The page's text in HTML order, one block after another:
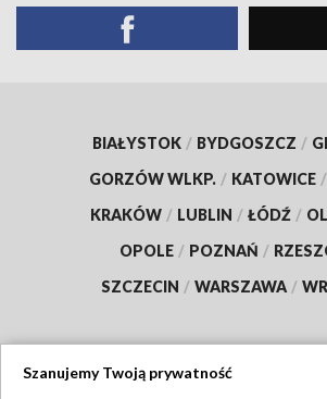
BIAŁYSTOK / BYDGOSZCZ /
GORZÓW WLKP. / KATOWICE /
KRAKÓW / LUBLIN / ŁÓDŹ /
OPOLE / POZNAŃ /
SZCZECIN / WARSZAWA /
Szanujemy Twoją prywatność